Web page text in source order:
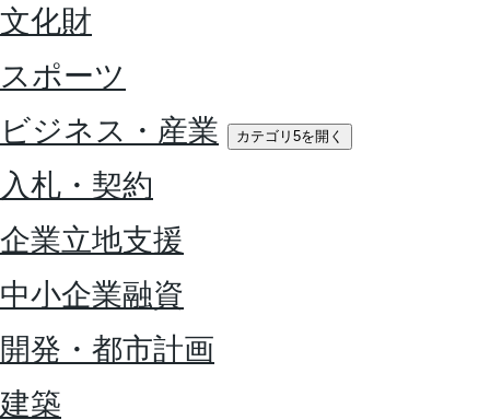
文化財
スポーツ
ビジネス・産業
カテゴリ5を開く
入札・契約
企業立地支援
中小企業融資
開発・都市計画
建築